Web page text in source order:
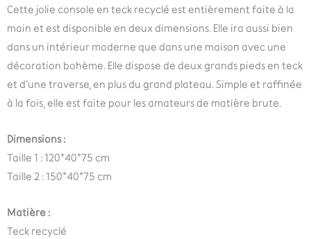
Cette jolie console en teck recyclé est entièrement faite à la
main et est disponible en deux dimensions. Elle ira aussi bien
dans un intérieur moderne que dans une maison avec une
décoration bohème. Elle dispose de deux grands pieds en teck
et d’une traverse, en plus du grand plateau. Simple et raffinée
à la fois, elle est faite pour les amateurs de matière brute.
Dimensions :
Taille 1 : 120*40*75 cm
Taille 2 : 150*40*75 cm
Matière :
Teck recyclé